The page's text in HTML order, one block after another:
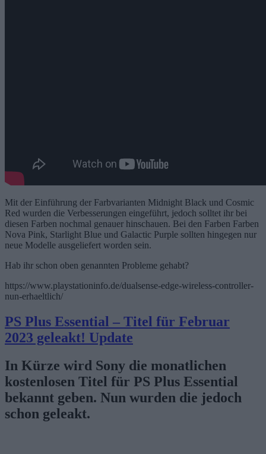
Mit der Einführung der Farbvarianten Midnight Black und Cosmic
Red wurden die Verbesserungen eingeführt, jedoch solltet ihr bei
diesen Farben nochmal genauer hinschauen. Bei den Farben Farben
Nova Pink, Starlight Blue und Galactic Purple sollten hingegen nur
neue Modelle ausgeliefert worden sein.
Hab ihr schon oben genannten Probleme gehabt?
https://www.playstationinfo.de/dualsense-edge-wireless-controller-
nun-erhaeltlich/
PS Plus Essential – Titel für Februar
2023 geleakt! Update
In Kürze wird Sony die monatlichen
kostenlosen Titel für PS Plus Essential
bekannt geben. Nun wurden die jedoch
schon geleakt.